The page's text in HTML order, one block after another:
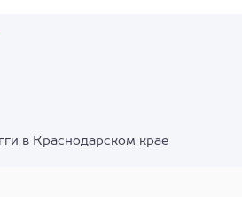
в Краснодарском крае